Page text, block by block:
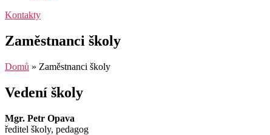
Kontakty
Zaměstnanci školy
Domů » Zaměstnanci školy
Vedení školy
Mgr. Petr Opava
ředitel školy, pedagog